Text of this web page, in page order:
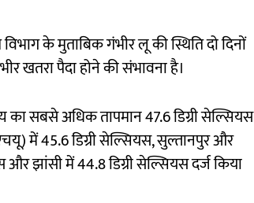
के मुताबिक गंभीर लू की स्थिति दो दिनों
खतरा पैदा होने की संभावना है।
का सबसे अधिक तापमान 47.6 डिग्री सेल्सियस
में 45.6 डिग्री सेल्सियस, सुल्तानपुर और
और झांसी में 44.8 डिग्री सेल्सियस दर्ज किया